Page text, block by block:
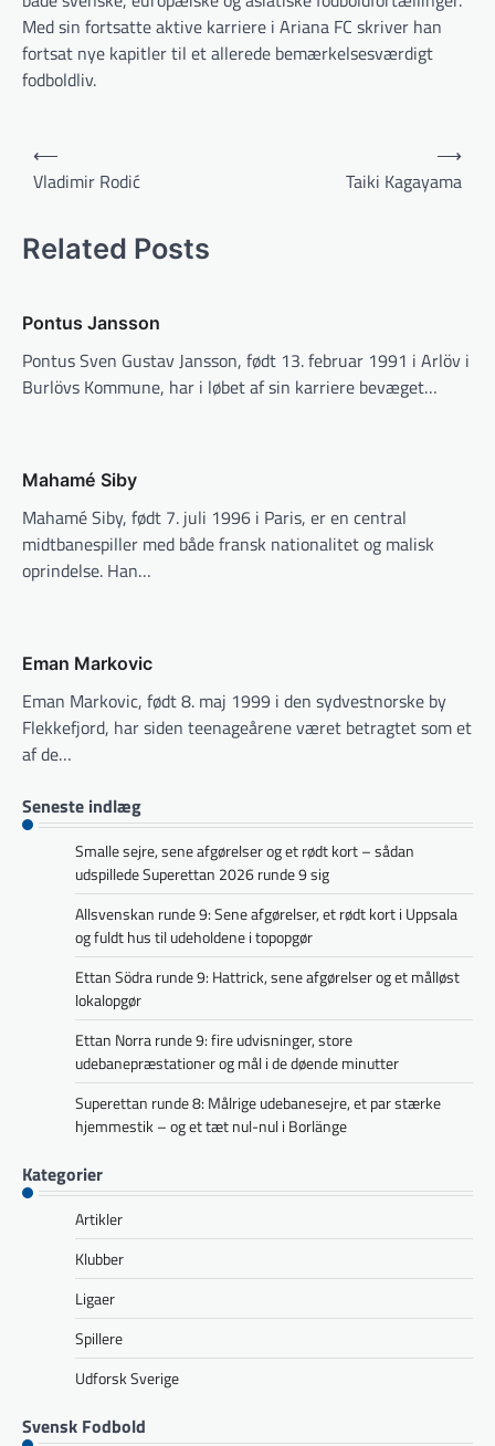
Med sin fortsatte aktive karriere i Ariana FC skriver han
fortsat nye kapitler til et allerede bemærkelsesværdigt
fodboldliv.
Indlægsnavigation
⟵
Vladimir Rodić
Taiki Kagayama
⟶
Related Posts
Pontus Jansson
Pontus Sven Gustav Jansson, født 13. februar 1991 i Arlöv i
Burlövs Kommune, har i løbet af sin karriere bevæget…
Mahamé Siby
Mahamé Siby, født 7. juli 1996 i Paris, er en central
midtbanespiller med både fransk nationalitet og malisk
oprindelse. Han…
Eman Markovic
Eman Markovic, født 8. maj 1999 i den sydvestnorske by
Flekkefjord, har siden teenageårene været betragtet som et
af de…
Seneste indlæg
Smalle sejre, sene afgørelser og et rødt kort – sådan
udspillede Superettan 2026 runde 9 sig
Allsvenskan runde 9: Sene afgørelser, et rødt kort i Uppsala
og fuldt hus til udeholdene i topopgør
Ettan Södra runde 9: Hattrick, sene afgørelser og et målløst
lokalopgør
Ettan Norra runde 9: fire udvisninger, store
udebanepræstationer og mål i de døende minutter
Superettan runde 8: Målrige udebanesejre, et par stærke
hjemmestik – og et tæt nul-nul i Borlänge
Kategorier
Artikler
Klubber
Ligaer
Spillere
Udforsk Sverige
Svensk Fodbold